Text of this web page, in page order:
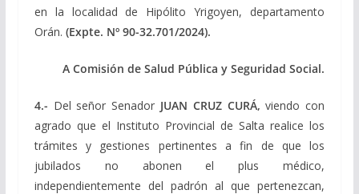
en la localidad de Hipólito Yrigoyen, departamento
Orán. (Expte. Nº 90-32.701/2024).
A Comisión de Salud Pública y Seguridad Social.
4.- Del señor Senador JUAN CRUZ CURÁ, viendo con
agrado que el Instituto Provincial de Salta realice los
trámites y gestiones pertinentes a fin de que los
jubilados no abonen el plus médico,
independientemente del padrón al que pertenezcan,